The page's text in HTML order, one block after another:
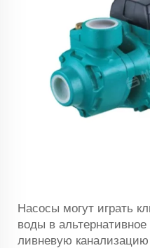
Насосы могут играть
воды в
ливневую